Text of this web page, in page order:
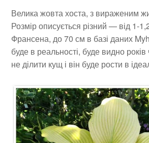
Велика жовта хоста, з вираженим
Розмір описується різний — від 1-
Франсена, до 70 см в базі даних
буде в реальності, буде видно
не ділити кущ і він буде рости в